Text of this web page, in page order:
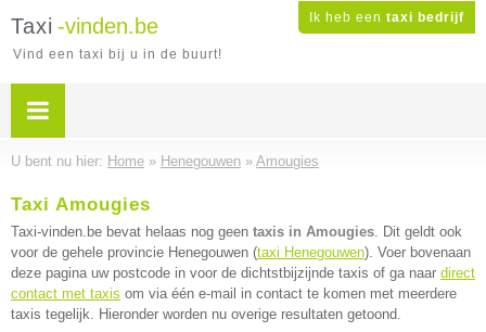
Ik heb een taxi bedrijf
Taxi -vinden.be
Vind een taxi bij u in de buurt!
U bent nu hier: Home » Henegouwen » Amougies
Taxi Amougies
Taxi-vinden.be bevat helaas nog geen taxis in Amougies. Dit geldt ook
voor de gehele provincie Henegouwen (taxi Henegouwen). Voer bovenaan
deze pagina uw postcode in voor de dichtstbijzijnde taxis of ga naar direct
contact met taxis om via één e-mail in contact te komen met meerdere
taxis tegelijk. Hieronder worden nu overige resultaten getoond.